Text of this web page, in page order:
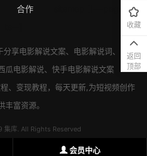
合作
[!---page.sta
分享电影解说文案、 电影解说词、
电影
瓜电影解说、 快手电影解说文案
、变现教程，每天更新,为短视频创作
丰富资源。
库. All Rights Reserved
会员中心
收藏
返回
顶部